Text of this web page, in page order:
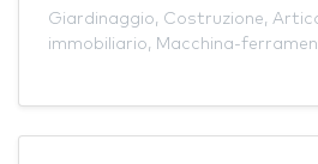
Giardinaggio, Costruzione,
immobiliario, Macchina-